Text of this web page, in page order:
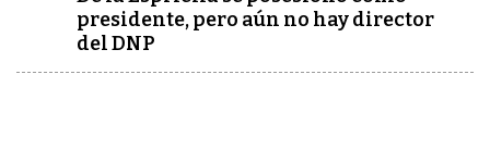
presidente, pero aún no hay director
del DNP